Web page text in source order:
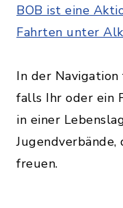
BOB ist eine
Fahrten unter
In der
falls Ihr oder ein
in einer
Jugendverbände,
freuen.